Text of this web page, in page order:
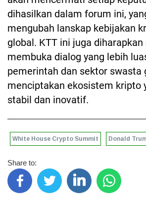
dihasilkan dalam forum ini,
mengubah lanskap kebijakan
global. KTT ini juga
membuka dialog yang lebih
pemerintah dan sektor swasta
menciptakan ekosistem kripto
stabil dan inovatif.
White House Crypto Summit Donald
Share to: